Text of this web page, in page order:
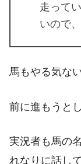
走って
いので
馬もやる気な
前に進もうと
実況者も馬の
れなりに話し